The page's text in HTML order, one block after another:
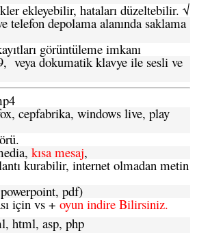
ekleyebilir, hataları düzeltebilir. √
telefon depolama alanında saklama
görüntüleme imkanı
veya dokumatik klavye ile sesli ve
cepfabrika, windows live, play
kısa mesaj,
kurabilir, internet olmadan metin
pdf)
için vs +oyun indire Bilirsiniz.
html, asp, php